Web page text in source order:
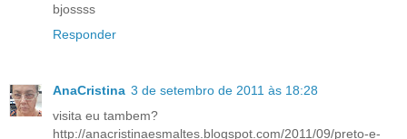
bjossss
Responder
AnaCristina 3 de setembro de 2011 às 18:28
visita eu tambem?
http://anacristinaesmaltes.blogspot.com/2011/09/preto-e-